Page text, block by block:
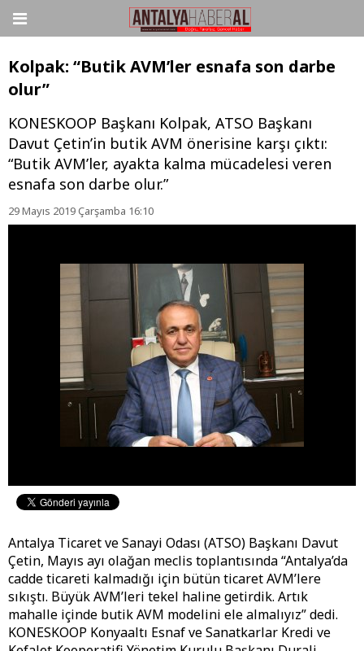
Kolpak: “Butik AVM’ler esnafa son darbe
olur”
KONESKOOP Başkanı Kolpak, ATSO Başkanı
Davut Çetin’in butik AVM önerisine karşı çıktı:
“Butik AVM’ler, ayakta kalma mücadelesi veren
esnafa son darbe olur.”
29 Mayıs 2019 Çarşamba 16:10
Antalya Ticaret ve Sanayi Odası (ATSO) Başkanı Davut
Çetin, Mayıs ayı olağan meclis toplantısında “Antalya’da
cadde ticareti kalmadığı için bütün ticaret AVM’lere
sıkıştı. Büyük AVM’leri tekel haline getirdik. Artık
mahalle içinde butik AVM modelini ele almalıyız” dedi.
KONESKOOP Konyaaltı Esnaf ve Sanatkarlar Kredi ve